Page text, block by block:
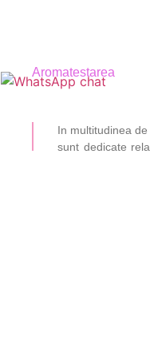
Aromatestarea
In multitudinea
sunt dedicate